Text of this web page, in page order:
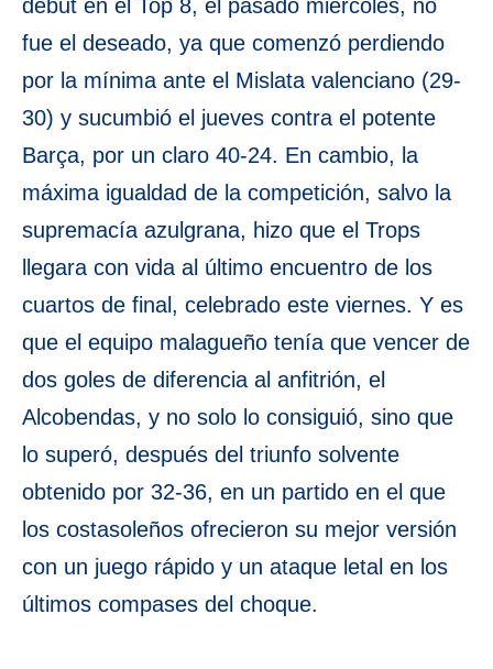
debut en el Top 8, el pasado miércoles, no
fue el deseado, ya que comenzó perdiendo
por la mínima ante el Mislata valenciano (29-
30) y sucumbió el jueves contra el potente
Barça, por un claro 40-24. En cambio, la
máxima igualdad de la competición, salvo la
supremacía azulgrana, hizo que el Trops
llegara con vida al último encuentro de los
cuartos de final, celebrado este viernes. Y es
que el equipo malagueño tenía que vencer de
dos goles de diferencia al anfitrión, el
Alcobendas, y no solo lo consiguió, sino que
lo superó, después del triunfo solvente
obtenido por 32-36, en un partido en el que
los costasoleños ofrecieron su mejor versión
con un juego rápido y un ataque letal en los
últimos compases del choque.